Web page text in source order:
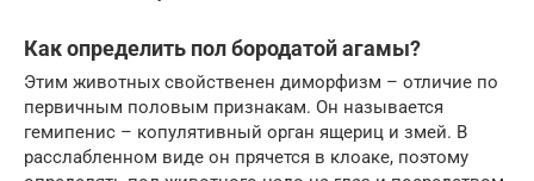
Как определить пол бородатой агамы?
Этим животных свойственен диморфизм – отличие по
первичным половым признакам. Он называется
гемипенис – копулятивный орган ящериц и змей. В
расслабленном виде он прячется в клоаке, поэтому